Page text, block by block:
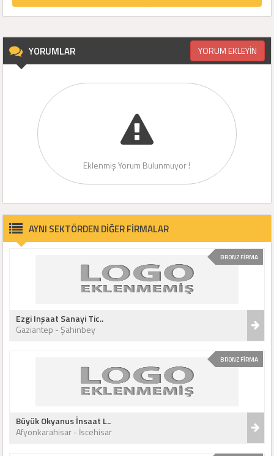
YORUMLAR YORUM EKLEYİN
Eklenmiş Yorum Bulunmuyor !
AYNI SEKTÖRDEN DİĞER FİRMALAR
BRONZ FİRMA
Ezgi Inşaat Sanayi Tic..
Gaziantep - Şahinbey
BRONZ FİRMA
Büyük Okyanus İnsaat L..
Afyonkarahisar - İscehisar